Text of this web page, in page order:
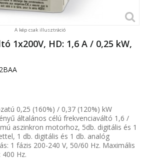
A kép csak illusztráció
1x200V, HD: 1,6 A / 0,25 kW,
0,25 (160%) / 0,37 (120%) kW
általános célú frekvenciaváltó 1,6 /
aszinkron motorhoz, 5db. digitális és 1
1 db. digitális és 1 db. analóg
1 fázis 200-240 V, 50/60 Hz. Maximális
Hz.